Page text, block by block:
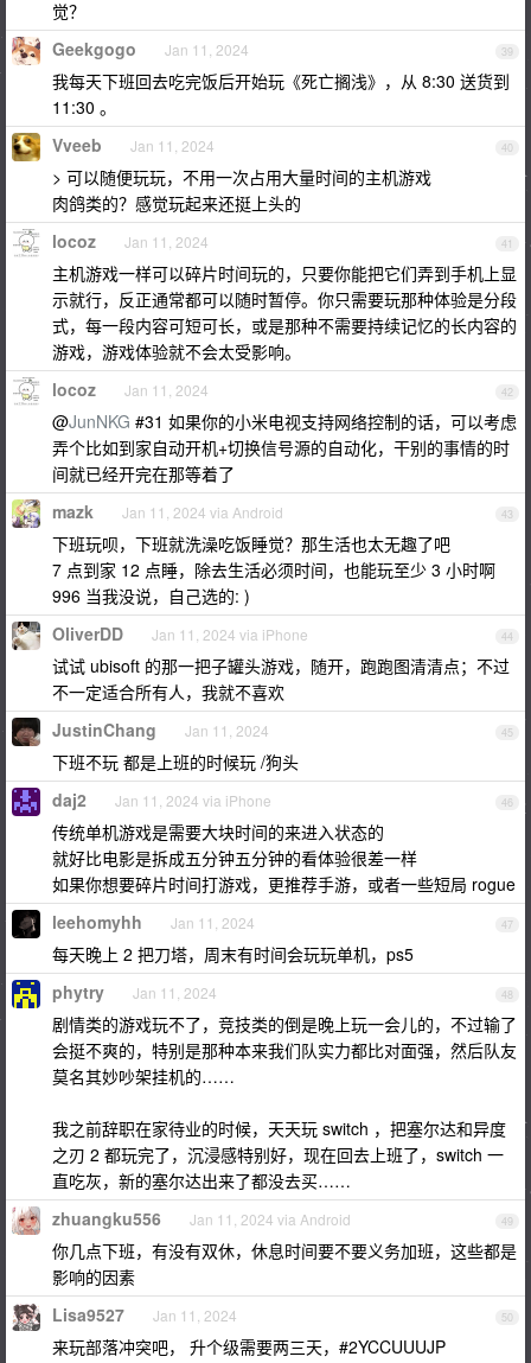
觉？
39
Geekgogo Jan 11, 2024
我每天下班回去吃完饭后开始玩《死亡搁浅》，从 8:30 送货到
11:30 。
40
Vveeb Jan 11, 2024
> 可以随便玩玩，不用一次占用大量时间的主机游戏
肉鸽类的？感觉玩起来还挺上头的
41
locoz Jan 11, 2024
主机游戏一样可以碎片时间玩的，只要你能把它们弄到手机上显
示就行，反正通常都可以随时暂停。你只需要玩那种体验是分段
式，每一段内容可短可长，或是那种不需要持续记忆的长内容的
游戏，游戏体验就不会太受影响。
42
locoz Jan 11, 2024
@JunNKG #31 如果你的小米电视支持网络控制的话，可以考虑
弄个比如到家自动开机+切换信号源的自动化，干别的事情的时
间就已经开完在那等着了
43
mazk Jan 11, 2024 via Android
下班玩呗，下班就洗澡吃饭睡觉？那生活也太无趣了吧
7 点到家 12 点睡，除去生活必须时间，也能玩至少 3 小时啊
996 当我没说，自己选的: )
44
OliverDD Jan 11, 2024 via iPhone
试试 ubisoft 的那一把子罐头游戏，随开，跑跑图清清点；不过
不一定适合所有人，我就不喜欢
45
JustinChang Jan 11, 2024
下班不玩 都是上班的时候玩 /狗头
46
daj2 Jan 11, 2024 via iPhone
传统单机游戏是需要大块时间的来进入状态的
就好比电影是拆成五分钟五分钟的看体验很差一样
如果你想要碎片时间打游戏，更推荐手游，或者一些短局 rogue
47
leehomyhh Jan 11, 2024
每天晚上 2 把刀塔，周末有时间会玩玩单机，ps5
48
phytry Jan 11, 2024
剧情类的游戏玩不了，竞技类的倒是晚上玩一会儿的，不过输了
会挺不爽的，特别是那种本来我们队实力都比对面强，然后队友
莫名其妙吵架挂机的……
我之前辞职在家待业的时候，天天玩 switch ，把塞尔达和异度
之刃 2 都玩完了，沉浸感特别好，现在回去上班了，switch 一
直吃灰，新的塞尔达出来了都没去买……
49
zhuangku556 Jan 11, 2024 via Android
你几点下班，有没有双休，休息时间要不要义务加班，这些都是
影响的因素
50
Lisa9527 Jan 11, 2024
来玩部落冲突吧， 升个级需要两三天，#2YCCUUUJP